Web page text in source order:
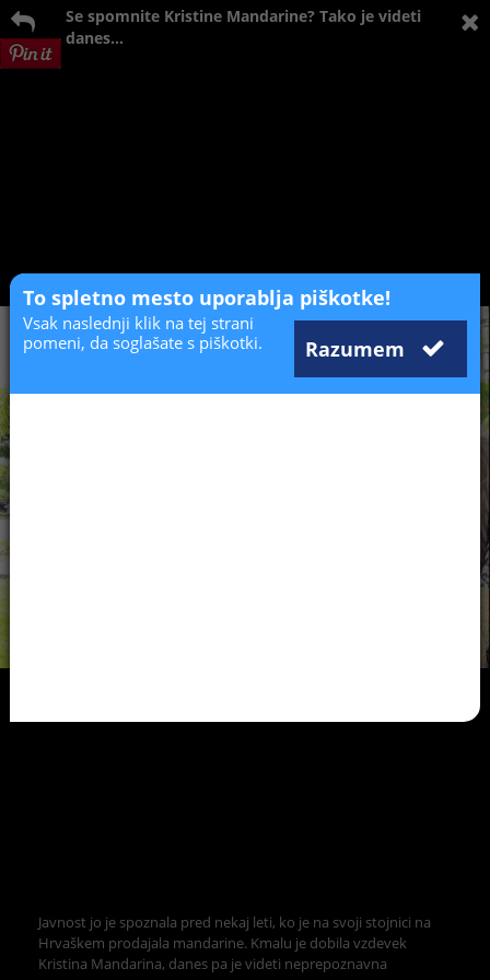
Se spomnite Kristine Mandarine? Tako je videti
danes...
Javnost jo je spoznala pred nekaj leti, ko je na svoji stojnici na
Hrvaškem prodajala mandarine. Kmalu je dobila vzdevek
Kristina Mandarina, danes pa je videti neprepoznavna
To spletno mesto uporablja piškotke!
Razumem
Vsak naslednji klik na tej strani
pomeni, da soglašate s piškotki.